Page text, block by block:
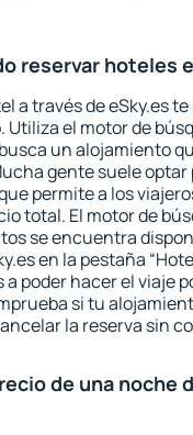
reservar hoteles
a través de eSky.es
Utiliza el motor de
un alojamiento
gente suele optar
permite a los
total. El motor de
se encuentra
en la pestaña
a poder hacer el viaje
si tu
la reserva sin
de una noche